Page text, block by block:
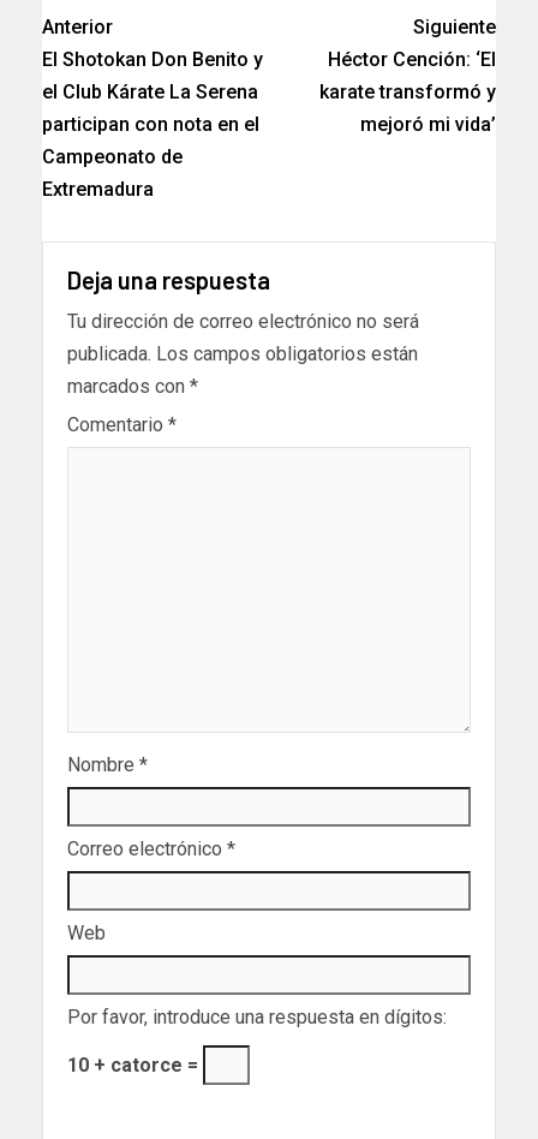
Anterior
El Shotokan Don Benito y
el Club Kárate La Serena
participan con nota en el
Campeonato de
Extremadura
Siguiente
Héctor Cención: ‘El
karate transformó y
mejoró mi vida’
Deja una respuesta
Tu dirección de correo electrónico no será
publicada. Los campos obligatorios están
marcados con *
Comentario *
Nombre *
Correo electrónico *
Web
Por favor, introduce una respuesta en dígitos:
10 + catorce =